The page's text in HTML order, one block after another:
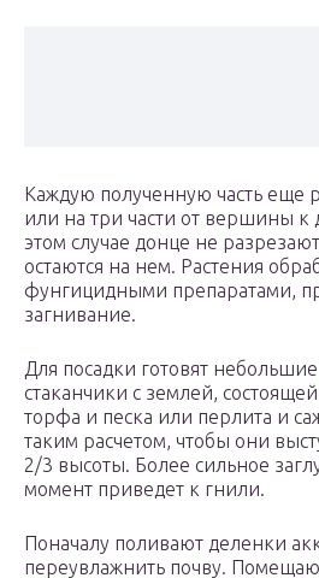
Каждую полученную часть еще
или на три части от вершины к
этом случае донце не
остаются на нем. Растения
фунгицидными препаратами,
загнивание.
Для посадки готовят
стаканчики с землей,
торфа и песка или перлита и
таким расчетом, чтобы они
2/3 высоты. Более сильное
момент приведет к гнили.
Поначалу поливают деленки
переувлажнить почву.